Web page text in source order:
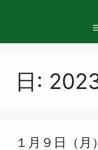
ン
日:
１月９日（月